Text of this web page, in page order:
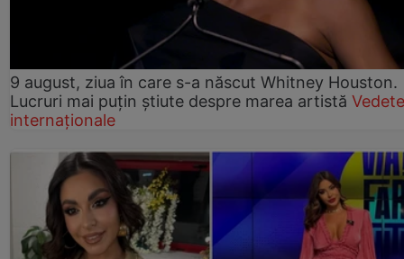
9 august, ziua în care s-a născut Whitney Houston.
Lucruri mai puțin știute despre marea artistă Vedete
internaționale